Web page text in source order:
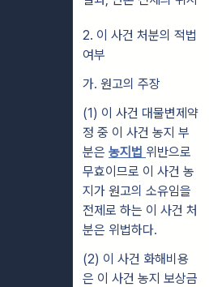
2. 이 사건 처분의 적법
여부
가. 원고의 주장
(1) 이 사건 대물변제약
정 중 이 사건 농지 부
분은 농지법 위반으로
무효이므로 이 사건 농
지가 원고의 소유임을
전제로 하는 이 사건 처
분은 위법하다.
(2) 이 사건 화해비용
은 이 사건 농지 보상금